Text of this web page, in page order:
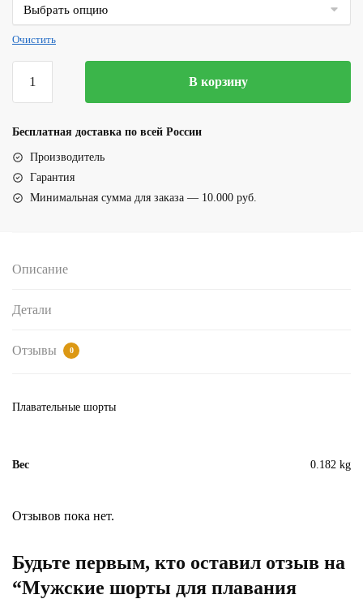
Очистить
товара
шорты
плавания
(17050Красный)
В корзину
Бесплатная доставка по всей России
Производитель
Гарантия
Минимальная сумма для заказа — 10.000 руб.
Описание
Детали
Отзывы 0
Плавательные шорты
Вес 0.182 kg
Отзывов пока нет.
Будьте первым, кто оставил отзыв на
“Мужские шорты для плавания